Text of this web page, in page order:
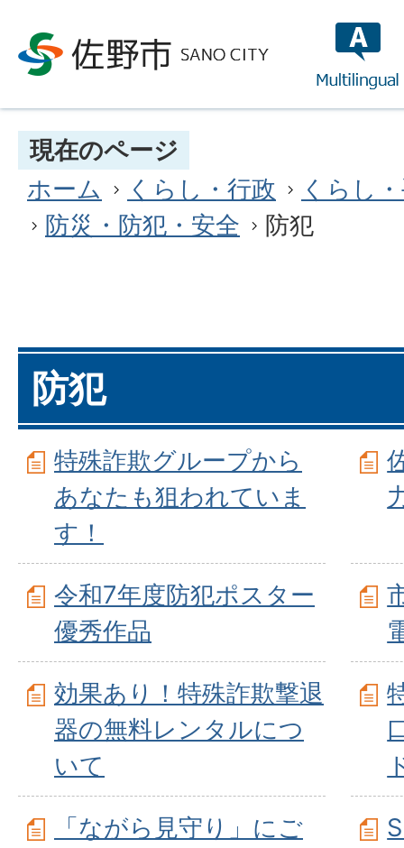
現在のページ
ホーム
くらし・行政
くらし
防災・防犯・安全
防犯
防犯
特殊詐欺グループから
あなたも狙われていま
す！
令和7年度防犯ポスター
優秀作品
効果あり！特殊詐欺撃退
器の無料レンタルにつ
いて
「ながら見守り」にご